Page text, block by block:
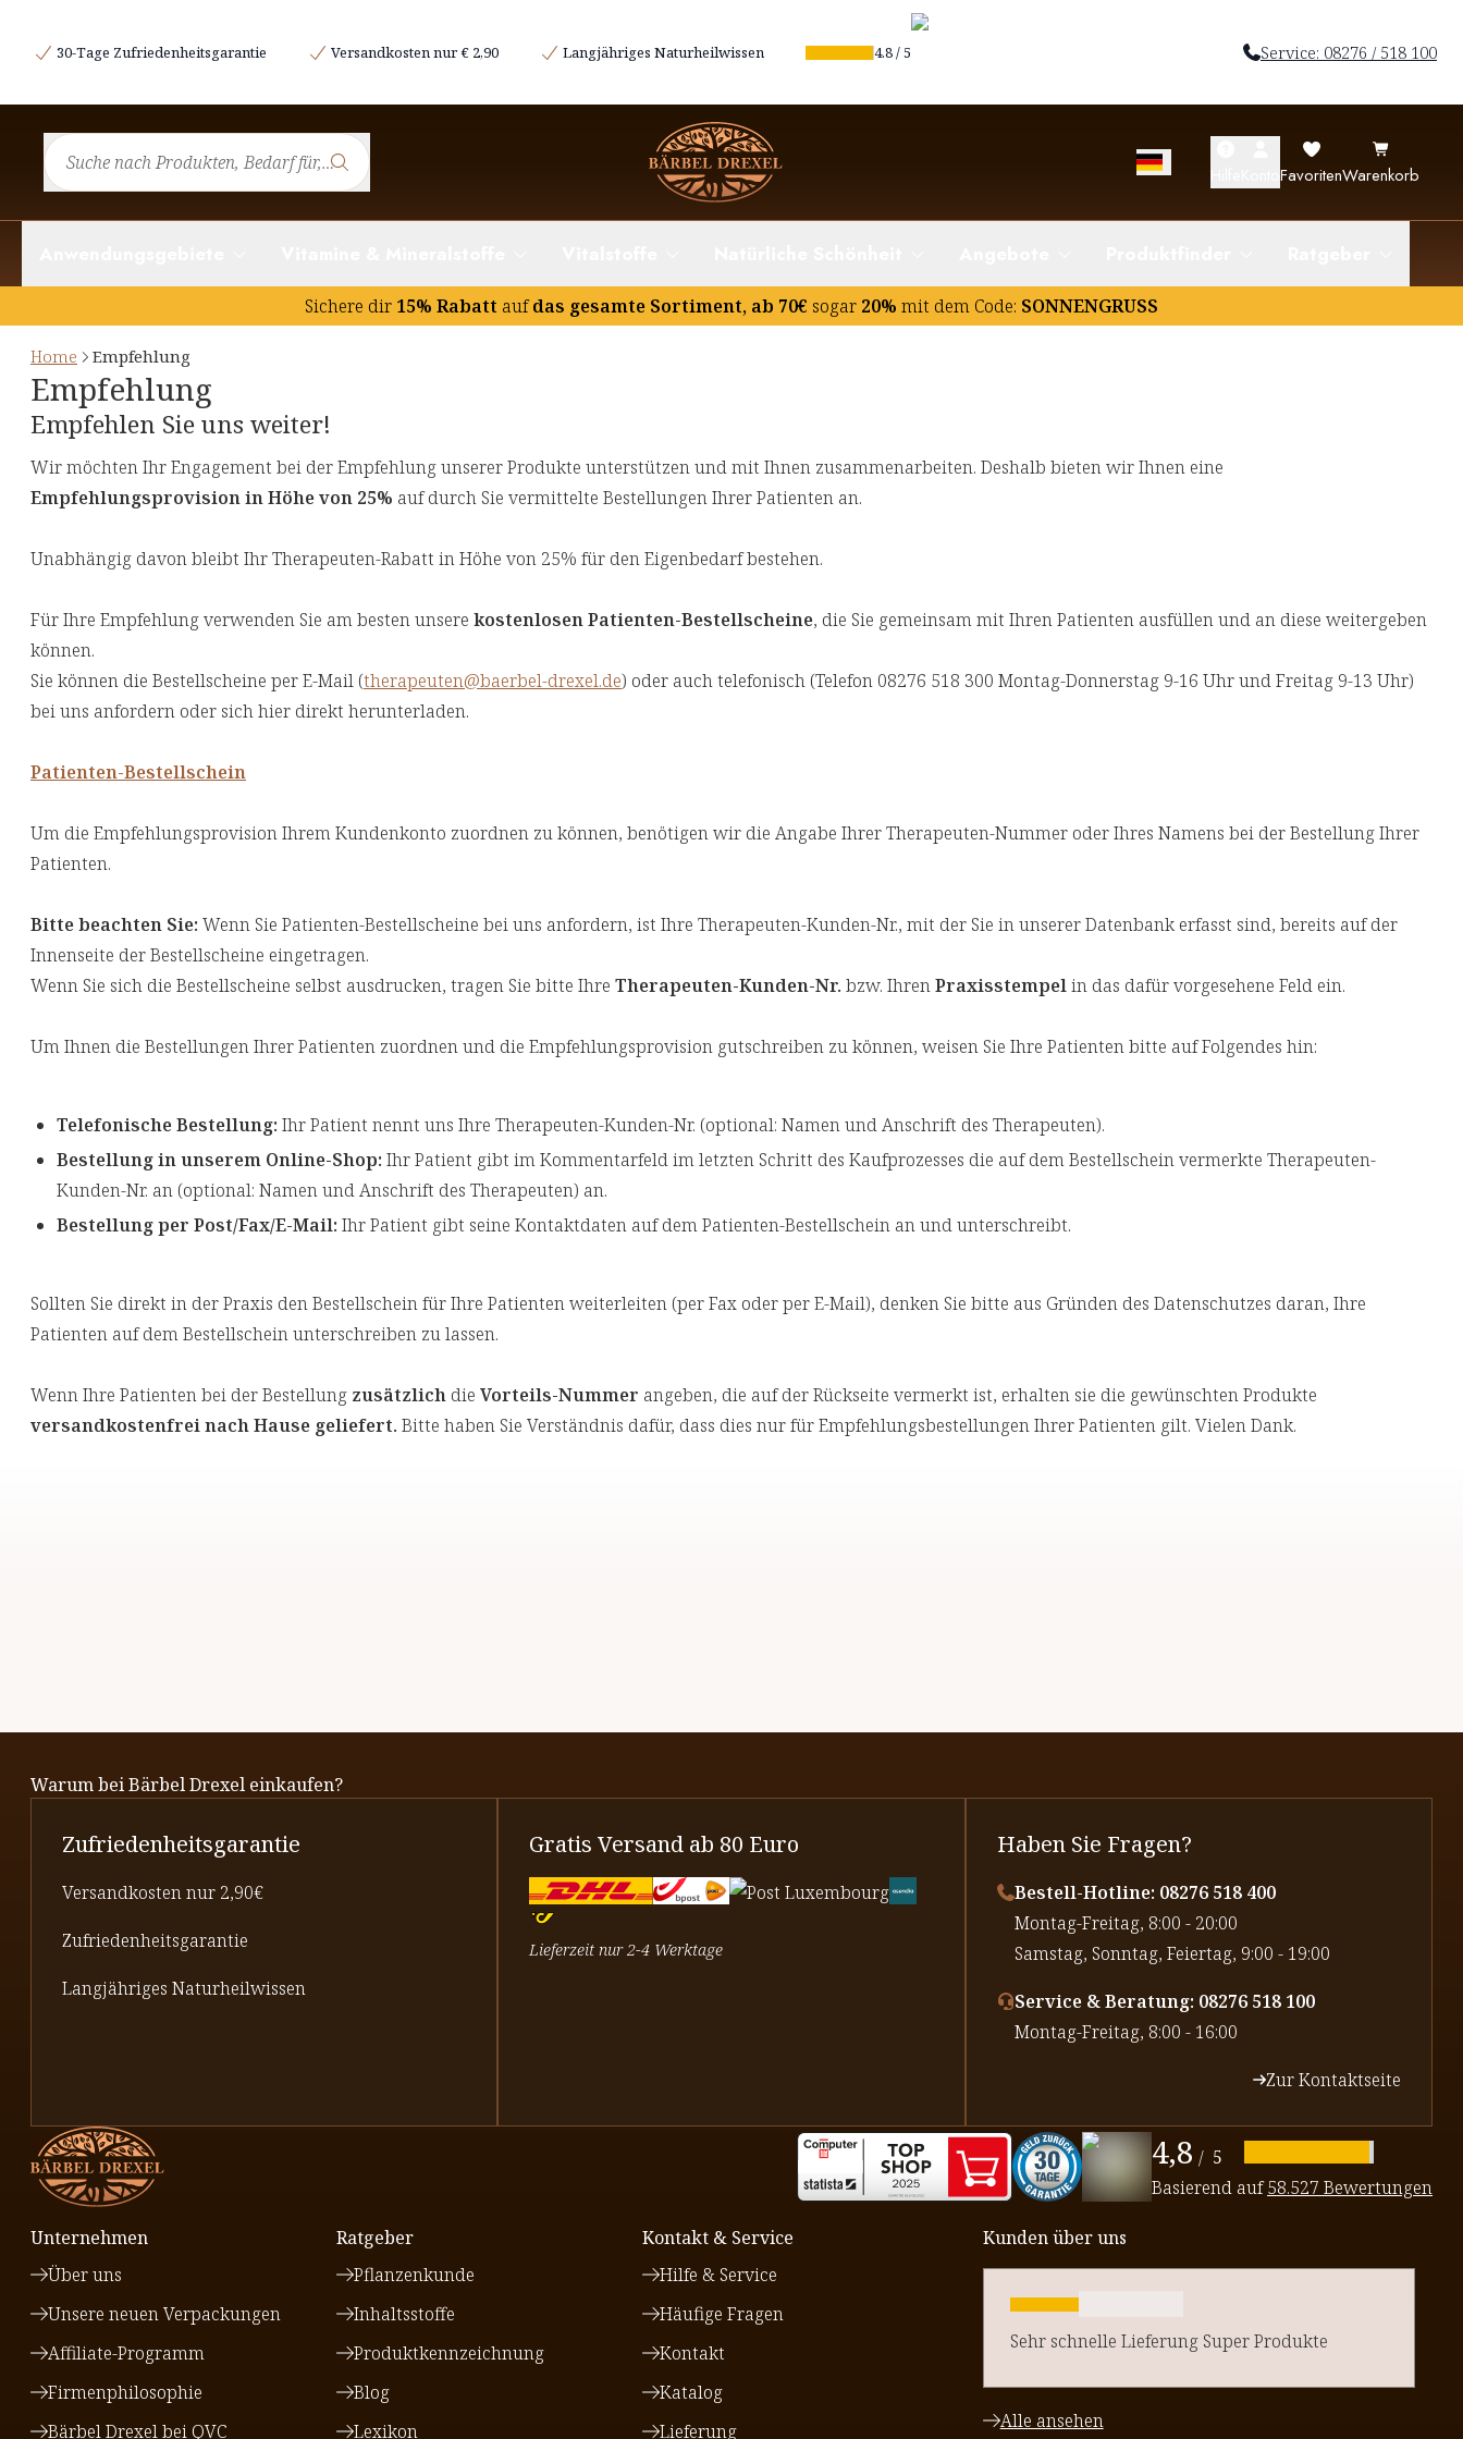
30-Tage Zufriedenheitsgarantie Versandkosten nur € 2,90 Langjähriges Naturheilwissen 4.8/5 Service: 08276 / 518 100
FavoritenWarenkorb
Sichere dir 15% Rabatt aufdas gesamte Sortiment, ab 70€ sogar 20% mit dem Code: SONNENGRUSS
Home Empfehlung
Empfehlung
Empfehlen Sie uns weiter!
Wir möchten Ihr Engagement bei der Empfehlung unserer Produkte unterstützen und mit Ihnen zusammenarbeiten. Deshalb bieten wir Ihnen eine
Empfehlungsprovision in Höhe von 25% auf durch Sie vermittelte Bestellungen Ihrer Patienten an.
Unabhängig davon bleibt Ihr Therapeuten-Rabatt in Höhe von 25% für den Eigenbedarf bestehen.
Für Ihre Empfehlung verwenden Sie am besten unsere kostenlosen Patienten-Bestellscheine, die Sie gemeinsam mit Ihren Patienten ausfüllen und an diese weitergeben
können.
Sie können die Bestellscheine per E-Mail (therapeuten@baerbel-drexel.de) oder auch telefonisch (Telefon 08276 518 300 Montag-Donnerstag 9-16 Uhr und Freitag 9-13 Uhr)
bei uns anfordern oder sich hier direkt herunterladen.
Patienten-Bestellschein
Um die Empfehlungsprovision Ihrem Kundenkonto zuordnen zu können, benötigen wir die Angabe Ihrer Therapeuten-Nummer oder Ihres Namens bei der Bestellung Ihrer
Patienten.
Bitte beachten Sie: Wenn Sie Patienten-Bestellscheine bei uns anfordern, ist Ihre Therapeuten-Kunden-Nr., mit der Sie in unserer Datenbank erfasst sind, bereits auf der
Innenseite der Bestellscheine eingetragen.
Wenn Sie sich die Bestellscheine selbst ausdrucken, tragen Sie bitte Ihre Therapeuten-Kunden-Nr. bzw. IhrenPraxisstempelin das dafür vorgesehene Feld ein.
Um Ihnen die Bestellungen Ihrer Patienten zuordnen und die Empfehlungsprovision gutschreiben zu können, weisen Sie Ihre Patienten bitte auf Folgendes hin:
Telefonische Bestellung: Ihr Patient nennt uns Ihre Therapeuten-Kunden-Nr. (optional: Namen und Anschrift des Therapeuten).
Bestellung in unserem Online-Shop: Ihr Patient gibt im Kommentarfeld im letzten Schritt des Kaufprozesses die auf dem Bestellschein vermerkte Therapeuten-
Kunden-Nr. an (optional: Namen und Anschrift des Therapeuten) an.
Bestellung per Post/Fax/E-Mail: Ihr Patient gibt seine Kontaktdaten auf dem Patienten-Bestellschein an und unterschreibt.
Sollten Sie direkt in der Praxis den Bestellschein für Ihre Patienten weiterleiten (per Fax oder per E-Mail), denken Sie bitte aus Gründen des Datenschutzes daran, Ihre
Patienten auf dem Bestellschein unterschreiben zu lassen.
Wenn Ihre Patienten bei der Bestellung zusätzlich die Vorteils-Nummer angeben, die auf der Rückseite vermerkt ist, erhalten sie die gewünschten Produkte
versandkostenfrei nach Hause geliefert. Bitte haben Sie Verständnis dafür, dass dies nur für Empfehlungsbestellungen Ihrer Patienten gilt. Vielen Dank.
Warum bei Bärbel Drexel einkaufen?
Zufriedenheitsgarantie
Versandkosten nur 2,90€
Zufriedenheitsgarantie
Langjähriges Naturheilwissen
Gratis Versand ab 80 Euro
Lieferzeit nur 2-4 Werktage
Haben Sie Fragen?
Bestell-Hotline: 08276 518 400
⁠Montag-Freitag, 8:00 - 20:00
⁠Samstag, Sonntag, Feiertag, 9:00 - 19:00
Service & Beratung: 08276 518 100
⁠Montag-Freitag, 8:00 - 16:00
Zur Kontaktseite
4,8 / 5
Basierend auf58.527 Bewertungen
Unternehmen
Über uns
Unsere neuen Verpackungen
Affiliate-Programm
Firmenphilosophie
Bärbel Drexel bei QVC
Ratgeber
Pflanzenkunde
Inhaltsstoffe
Produktkennzeichnung
Blog
Lexikon
Kontakt & Service
Hilfe & Service
Häufige Fragen
Kontakt
Katalog
Lieferung
Kunden über uns
Sehr schnelle Lieferung Super Produkte
Alle ansehen